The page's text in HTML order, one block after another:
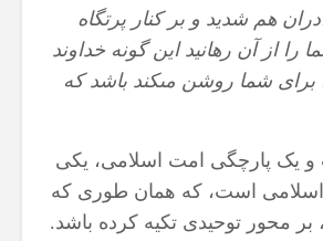
هم شديد و بر كنار پرتگاه
را از آن رهانيد اين گونه خداوند
براى شما روشن مى‏كند باشد كه
یک پارچگی امت اسلامی، یکی
اسلامی است، که همان طوری که
بر محور توحیدی تکیه کرده باشد.